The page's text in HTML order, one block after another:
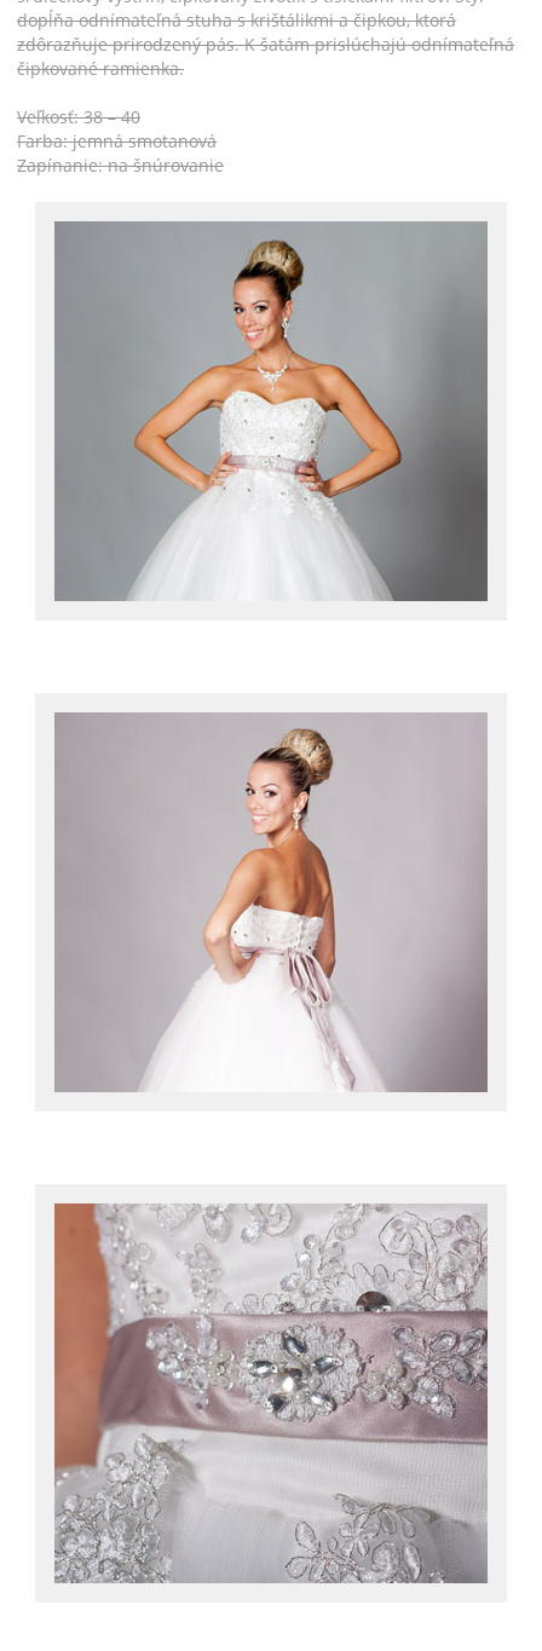
dopĺňa odnímateľná stuha s krištálikmi a čipkou, ktorá
zdôrazňuje prirodzený pás. K šatám prislúchajú odnímateľná
čipkované ramienka.
Veľkosť: 38 – 40
Farba: jemná smotanová
Zapínanie: na šnúrovanie